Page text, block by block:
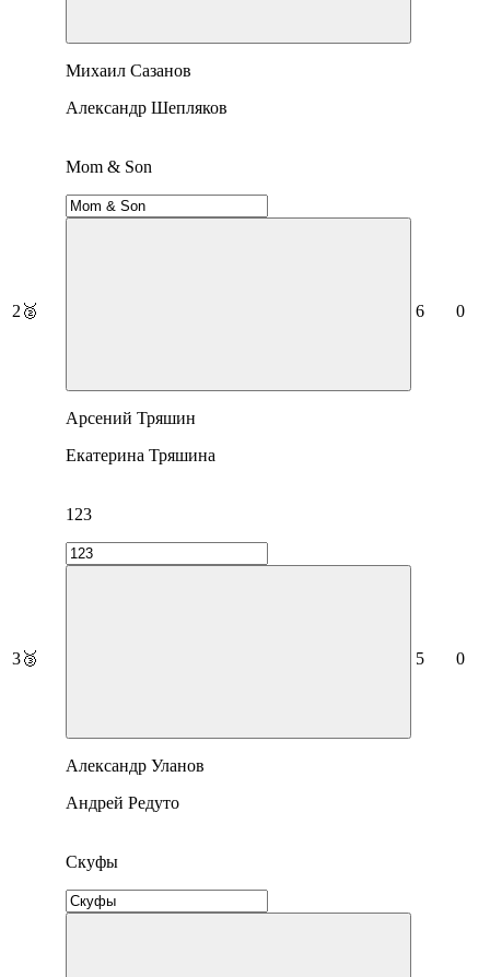
Михаил Сазанов
Александр Шепляков
2 🥈
Mom & Son
Арсений Тряшин
Екатерина Тряшина
6 0
3🥉
123
Александр Уланов
Андрей Редуто
5 0
Скуфы